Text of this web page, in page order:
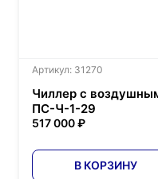
Артикул: 31270
Чиллер с
ПС-Ч-1-29
517 000 ₽
В КОРЗИНУ